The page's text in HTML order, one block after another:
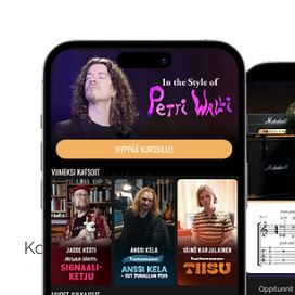
Kokeile
Kokeilemalla ilmaiseksi saat
viikon ajaksi.